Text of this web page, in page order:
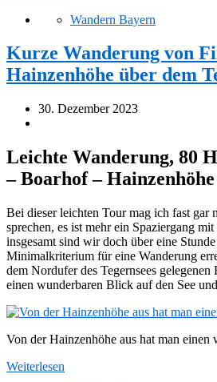
Wandern Bayern
Kurze Wanderung von
Hainzenhöhe über dem
30. Dezember 2023
Leichte Wanderung, 80
– Boarhof –
Bei dieser leichten Tour mag ich fast gar
sprechen, es ist mehr ein Spaziergang
insgesamt sind wir doch über eine
Minimalkriterium für eine Wanderung
dem Nordufer des Tegernsees
einen wunderbaren Blick auf den See
Von der Hainzenhöhe aus hat man
Weiterlesen